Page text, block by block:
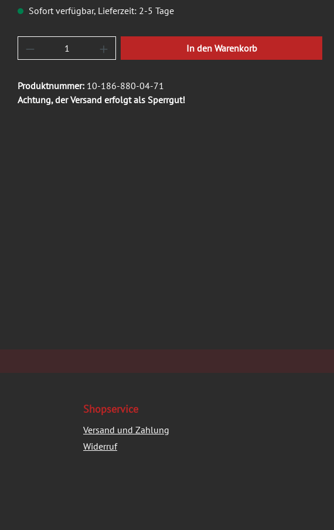
Sofort verfügbar, Lieferzeit: 2-5 Tage
Produkt Anzahl: Gib den gewünschten Wert ein
In den Warenkorb
Produktnummer: 10-186-880-04-71
Achtung, der Versand erfolgt als Sperrgut!
Shopservice
Versand und Zahlung
Widerruf